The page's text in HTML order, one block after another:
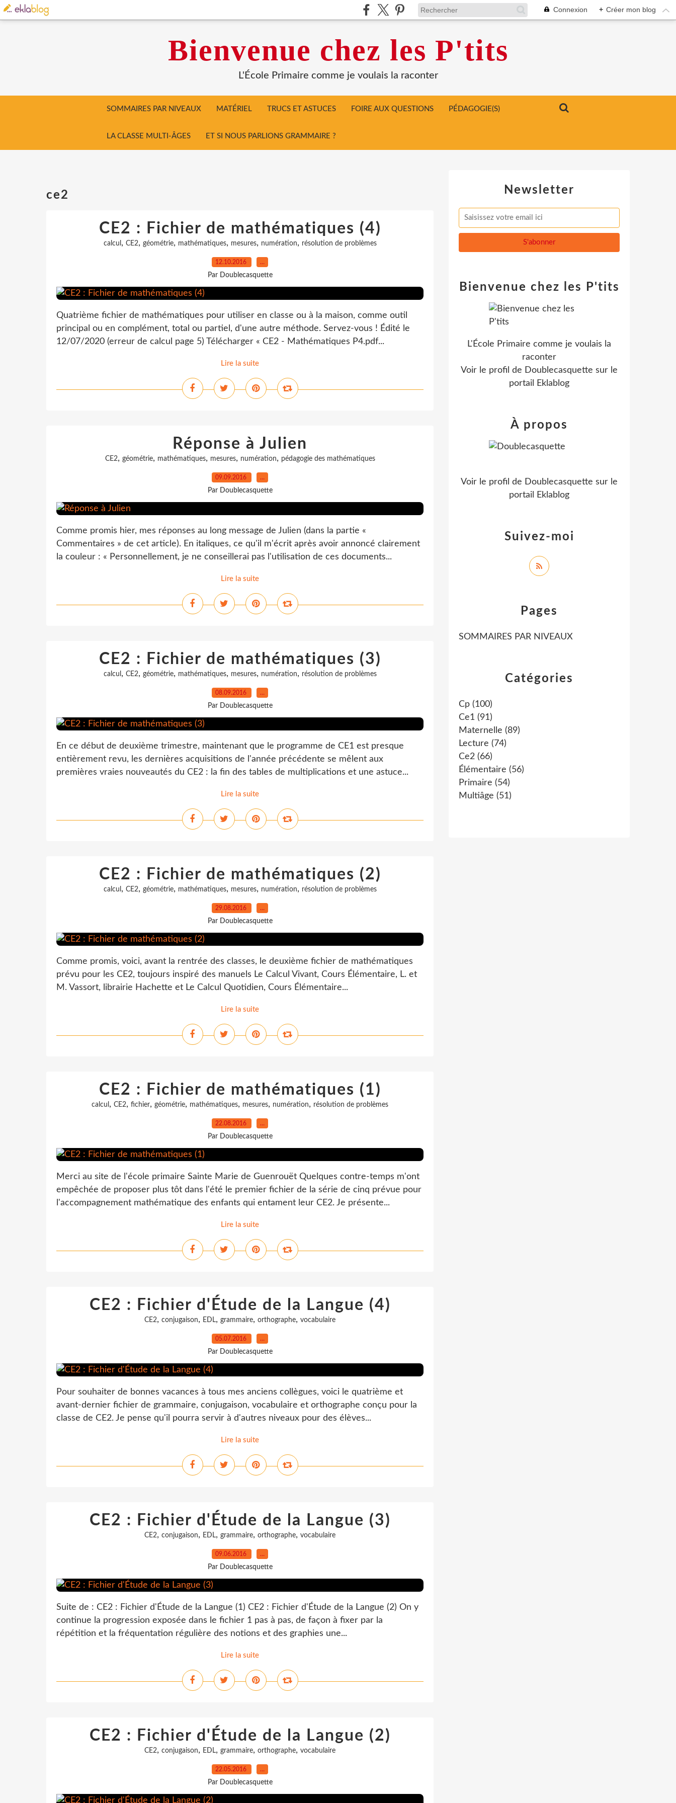
Connexion + Créer mon blog
Bienvenue chez les P'tits
L'École Primaire comme je voulais la raconter
SOMMAIRES PAR NIVEAUX MATÉRIEL TRUCS ET ASTUCES FOIRE AUX QUESTIONS PÉDAGOGIE(S)
LA CLASSE MULTI-ÂGES ET SI NOUS PARLIONS GRAMMAIRE ?
ce2
CE2 : Fichier de mathématiques (4)
calcul , CE2, géométrie, mathématiques, mesures, numération, résolution de problèmes
12.10.2016 …
Par Doublecasquette
Quatrième fichier de mathématiques pour utiliser en classe ou à la maison, comme outil
principal ou en complément, total ou partiel, d'une autre méthode. Servez-vous ! Édité le
12/07/2020 (erreur de calcul page 5) Télécharger « CE2 - Mathématiques P4.pdf...
Lire la suite
Réponse à Julien
CE2, géométrie, mathématiques, mesures, numération, pédagogie des mathématiques
09.09.2016 …
Par Doublecasquette
Comme promis hier, mes réponses au long message de Julien (dans la partie «
Commentaires » de cet article). En italiques, ce qu'il m'écrit après avoir annoncé clairement
la couleur : « Personnellement, je ne conseillerai pas l'utilisation de ces documents...
Lire la suite
CE2 : Fichier de mathématiques (3)
calcul , CE2, géométrie, mathématiques, mesures, numération, résolution de problèmes
08.09.2016 …
Par Doublecasquette
En ce début de deuxième trimestre, maintenant que le programme de CE1 est presque
entièrement revu, les dernières acquisitions de l'année précédente se mêlent aux
premières vraies nouveautés du CE2 : la fin des tables de multiplications et une astuce...
Lire la suite
CE2 : Fichier de mathématiques (2)
calcul , CE2, géométrie, mathématiques, mesures, numération, résolution de problèmes
29.08.2016 …
Par Doublecasquette
Comme promis, voici, avant la rentrée des classes, le deuxième fichier de mathématiques
prévu pour les CE2, toujours inspiré des manuels Le Calcul Vivant, Cours Élémentaire, L. et
M. Vassort, librairie Hachette et Le Calcul Quotidien, Cours Élémentaire...
Lire la suite
CE2 : Fichier de mathématiques (1)
calcul , CE2, fichier, géométrie, mathématiques, mesures, numération, résolution de problèmes
22.08.2016 …
Par Doublecasquette
Merci au site de l'école primaire Sainte Marie de Guenrouët Quelques contre-temps m'ont
empêchée de proposer plus tôt dans l'été le premier fichier de la série de cinq prévue pour
l'accompagnement mathématique des enfants qui entament leur CE2. Je présente...
Lire la suite
CE2 : Fichier d'Étude de la Langue (4)
CE2, conjugaison, EDL, grammaire, orthographe, vocabulaire
05.07.2016 …
Par Doublecasquette
Pour souhaiter de bonnes vacances à tous mes anciens collègues, voici le quatrième et
avant-dernier fichier de grammaire, conjugaison, vocabulaire et orthographe conçu pour la
classe de CE2. Je pense qu'il pourra servir à d'autres niveaux pour des élèves...
Lire la suite
CE2 : Fichier d'Étude de la Langue (3)
CE2, conjugaison, EDL, grammaire, orthographe, vocabulaire
09.06.2016 …
Par Doublecasquette
Suite de : CE2 : Fichier d'Étude de la Langue (1) CE2 : Fichier d'Étude de la Langue (2) On y
continue la progression exposée dans le fichier 1 pas à pas, de façon à fixer par la
répétition et la fréquentation régulière des notions et des graphies une...
Lire la suite
CE2 : Fichier d'Étude de la Langue (2)
CE2, conjugaison, EDL, grammaire, orthographe, vocabulaire
22.05.2016 …
Par Doublecasquette
Newsletter
Catégories
Cp (100)
Ce1 (91)
Maternelle (89)
Lecture (74)
Ce2 (66)
Élémentaire (56)
Primaire (54)
Multiâge (51)
Pages
SOMMAIRES PAR NIVEAUX
Bienvenue chez les P'tits
L'École Primaire comme je voulais la
raconter
Voir le profil de Doublecasquette sur le
portail Eklablog
Suivez-moi
À propos
Voir le profil de Doublecasquette sur le
portail Eklablog